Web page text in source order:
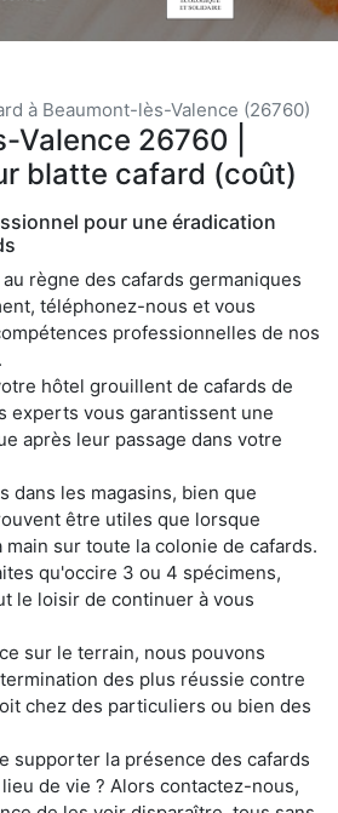
à Beaumont-lès-Valence (26760)
Valence 26760 |
blatte cafard (coût)
pour une éradication
règne des cafards germaniques
téléphonez-nous et vous
professionnelles de nos
hôtel grouillent de cafards de
experts vous garantissent une
après leur passage dans votre
dans les magasins, bien que
être utiles que lorsque
sur toute la colonie de cafards.
qu'occire 3 ou 4 spécimens,
le loisir de continuer à vous
sur le terrain, nous pouvons
des plus réussie contre
chez des particuliers ou bien des
supporter la présence des cafards
de vie ? Alors contactez-nous,